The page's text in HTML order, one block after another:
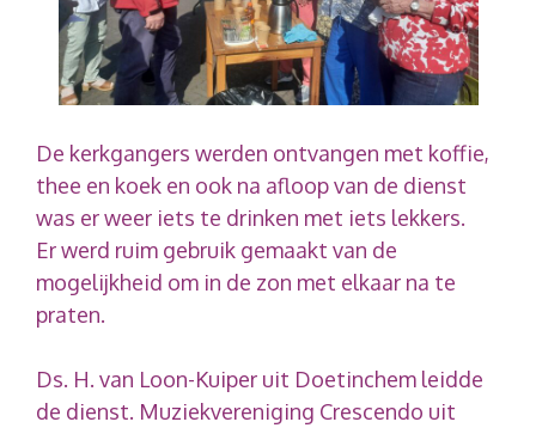
De kerkgangers werden ontvangen met koffie,
thee en koek en ook na afloop van de dienst
was er weer iets te drinken met iets lekkers.
Er werd ruim gebruik gemaakt van de
mogelijkheid om in de zon met elkaar na te
praten.
Ds. H. van Loon-Kuiper uit Doetinchem leidde
de dienst. Muziekvereniging Crescendo uit